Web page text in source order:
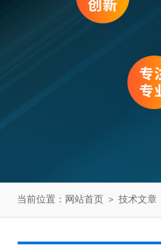
当前位置： 网站首页 ＞ 技术文章